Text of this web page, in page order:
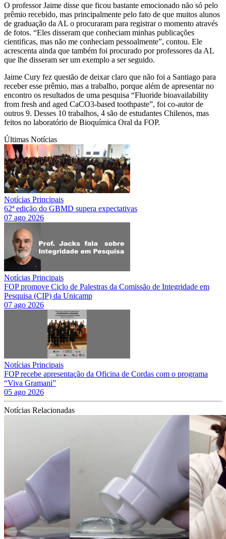
O professor Jaime disse que ficou bastante emocionado não só pelo
prêmio recebido, mas principalmente pelo fato de que muitos alunos
de graduação da AL o procuraram para registrar o momento através
de fotos. “Eles disseram que conheciam minhas publicações
cientificas, mas não me conheciam pessoalmente”, contou. Ele
acrescenta ainda que também foi procurado por professores da AL
que lhe disseram ser um exemplo a ser seguido.
Jaime Cury fez questão de deixar claro que não foi a Santiago para
receber esse prêmio, mas a trabalho, porque além de apresentar no
encontro os resultados de uma pesquisa “Fluoride bioavailability
from fresh and aged CaCO3-based toothpaste”, foi co-autor de
outros 9. Desses 10 trabalhos, 4 são de estudantes Chilenos, mas
feitos no laboratório de Bioquímica Oral da FOP.
Últimas Notícias
Notícias Principais
62ª edição do GBMD supera expectativas
07 ago 2026
Notícias Principais
FOP promove Ciclo de Palestras da Comissão de Integridade em
Pesquisa (CIP) da Unicamp
07 ago 2026
Notícias Principais
FOP recebe apresentação da Oficina de Cordas com o programa
“Viva Gramani”
05 ago 2026
Notícias Relacionadas